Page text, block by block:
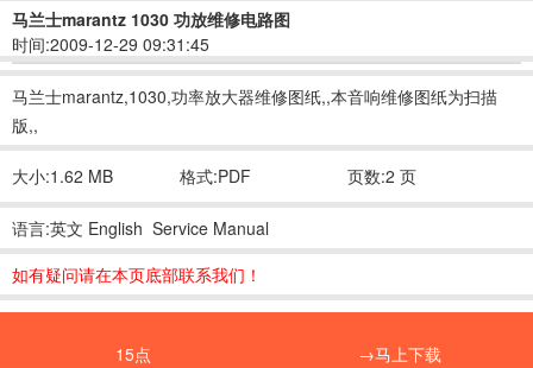
马兰士marantz 1030 功放维修电路图
时间:2009-12-29 09:31:45
马兰士marantz,1030,功率放大器维修图纸,,本音响维修图纸为扫描
版,,
大小:1.62 MB 格式:PDF 页数:2 页
语言:英文 English Service Manual
如有疑问请在本页底部联系我们！
15点 →马上下载